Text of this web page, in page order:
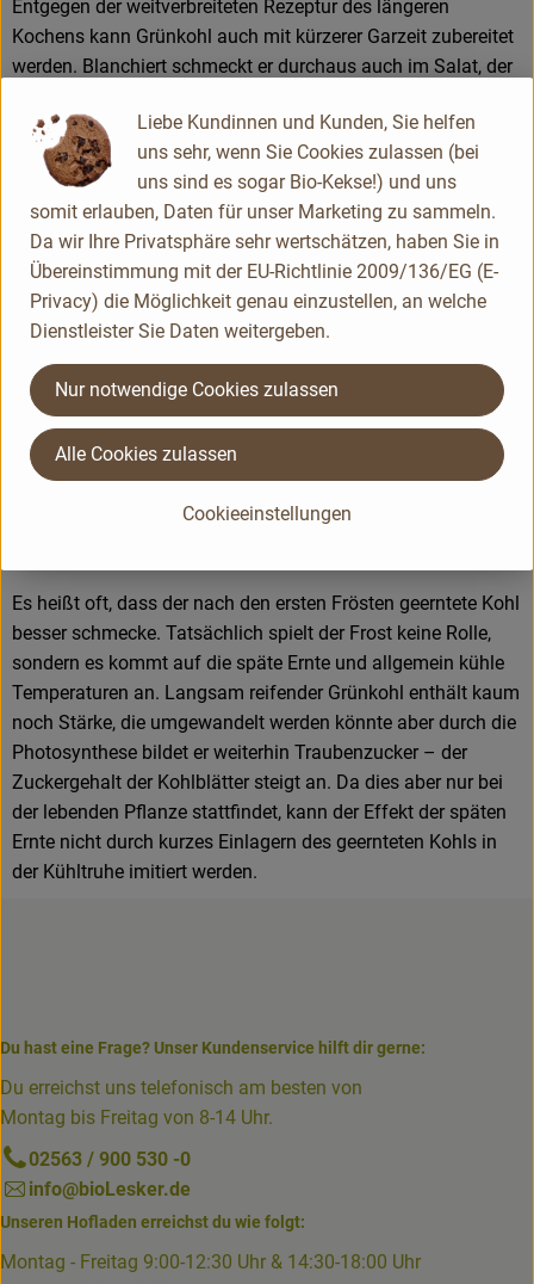
Entgegen der weitverbreiteten Rezeptur des längeren
Kochens kann Grünkohl auch mit kürzerer Garzeit zubereitet
werden. Blanchiert schmeckt er durchaus auch im Salat, der
verfeinert werden kann.
Was ist drin?
Typische Anbaugebiete heute sind Mittel- und Westeuropa,
Nordamerika und Ost- sowie Westafrika. Im Norden
Deutschlands streiten sich alle Jahre wieder die Städte
Bremen und Oldenburg darum, wessen „Spezialität“ der
Bremer nachweisen, die seit 1545 ein öffentliches
Grünkohlessen zelebrieren.
Grünkohl ist ernährungsphysiologisch der Spitzenreiter unter
Kohlehydrate und einen hohen Anteil an Kalium, Calcium,
Es heißt oft, dass der nach den ersten Frösten geerntete Kohl
besser schmecke. Tatsächlich spielt der Frost keine Rolle,
sondern es kommt auf die späte Ernte und allgemein kühle
Temperaturen an. Langsam reifender Grünkohl enthält kaum
noch Stärke, die umgewandelt werden könnte aber durch die
Photosynthese bildet er weiterhin Traubenzucker – der
Zuckergehalt der Kohlblätter steigt an. Da dies aber nur bei
der lebenden Pflanze stattfindet, kann der Effekt der späten
Ernte nicht durch kurzes Einlagern des geernteten Kohls in
der Kühltruhe imitiert werden.
Du hast eine Frage? Unser Kundenservice hilft dir gerne:
Du erreichst uns telefonisch am besten von
Montag bis Freitag von 8-14 Uhr.
02563 / 900 530 -0
info@bioLesker.de
Unseren Hofladen erreichst du wie folgt:
Montag - Freitag 9:00-12:30 Uhr & 14:30-18:00 Uhr
Liebe Kundinnen und Kunden, Sie helfen
uns sehr, wenn Sie Cookies zulassen (bei
uns sind es sogar Bio-Kekse!) und uns
somit erlauben, Daten für unser Marketing zu sammeln.
Da wir Ihre Privatsphäre sehr wertschätzen, haben Sie in
Übereinstimmung mit der EU-Richtlinie 2009/136/EG (E-
Privacy) die Möglichkeit genau einzustellen, an welche
Dienstleister Sie Daten weitergeben.
Cookieeinstellungen
Nur notwendige Cookies zulassen
Alle Cookies zulassen